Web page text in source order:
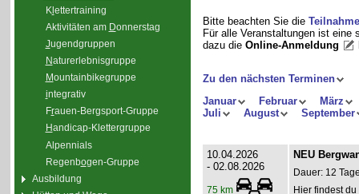
Kl ettertraining
Aktivitäten am Donnerstag
Jugendgruppen
Naturerlebnisgruppe
Mountainbikegruppe
integrativ
Frauen-Bergsport-Gruppe
Handicap-Klettergruppe
Alpennials
Regenbogen-Gruppe
Ausbildung
Bitte beachten Sie die
Für alle Veranstaltungen ist
dazu die Online-Anmeldung
Zu den nächsten Terminen
Januar
Februar
März
Juli
August September
10.04.2026
- 02.08.2026
75 km
NEU
Dauer: 12
Hier findest